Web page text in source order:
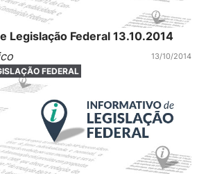
Legislação Federal 13.10.2014
13/10/2014
FEDERAL